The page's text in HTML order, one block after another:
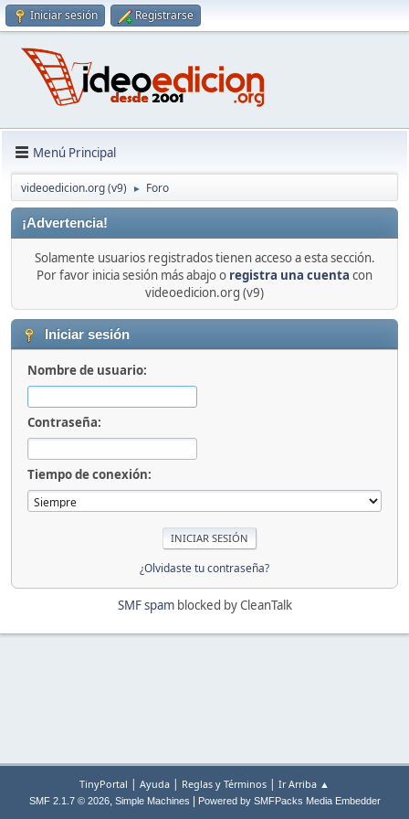
Iniciar sesión Registrarse
Menú Principal
videoedicion.org (v9) ► Foro
¡Advertencia!
Solamente usuarios registrados tienen acceso a esta sección.
Por favor inicia sesión más abajo o registra una cuenta con
videoedicion.org (v9)
Iniciar sesión
Nombre de usuario:
Contraseña:
Tiempo de conexión:
¿Olvidaste tu contraseña?
SMF spamblocked by CleanTalk
TinyPortal | Ayuda | Reglas y Términos | Ir Arriba ▲
SMF 2.1.7 © 2026, Simple Machines Powered by SMFPacks Media Embedder